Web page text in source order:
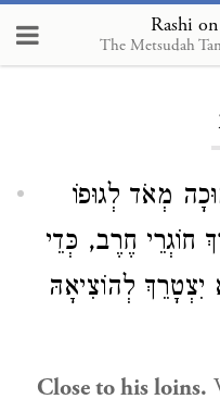
Rashi
The Metsudah
מְאֹד לְגוּפוֹ
חוֹגְרֵי חֶרֶב, כְּדֵי
לְהוֹצִיאָהּ
Close to his loins.